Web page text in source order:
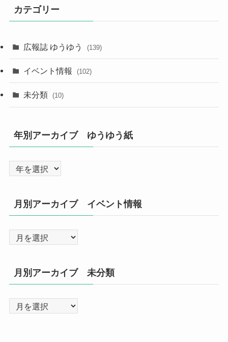
カテゴリー
広報誌 ゆうゆう (139)
イベント情報 (102)
未分類 (10)
年別アーカイブ ゆうゆう紙
月別アーカイブ イベント情報
月別アーカイブ 未分類